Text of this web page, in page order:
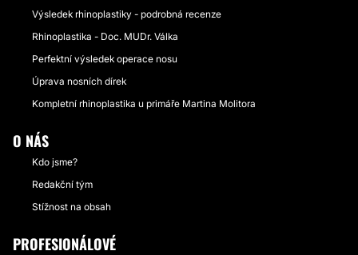
Výsledek rhinoplastiky - podrobná recenze
Rhinoplastika - Doc. MUDr. Válka
Perfektní výsledek operace nosu
Úprava nosních dírek
Kompletní rhinoplastika u primáře Martina Molitora
O NÁS
Kdo jsme?
Redakční tým
Stížnost na obsah
PROFESIONÁLOVÉ